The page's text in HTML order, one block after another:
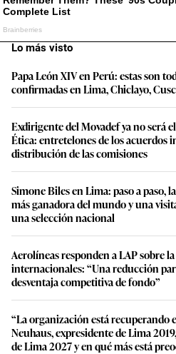
Lo más visto
Papa León XIV en Perú: estas son
confirmadas en Lima, Chiclayo,
Exdirigente del Movadef ya no será
Ética: entretelones de los acuerdos
distribución de las comisiones
Simone Biles en Lima: paso a paso,
más ganadora del mundo y una
una selección nacional
Aerolíneas responden a LAP sobre la
internacionales: “Una reducción
desventaja competitiva de fondo”
“La organización está recuperando
Neuhaus, expresidente de Lima
de Lima 2027 y en qué más está